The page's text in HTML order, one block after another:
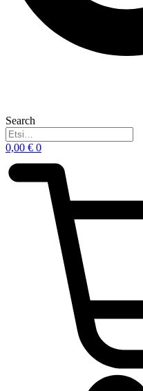
Search
0,00 € 0